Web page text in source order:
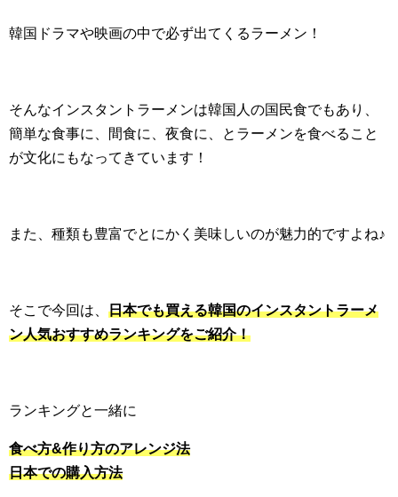
韓国ドラマや映画の中で必ず出てくるラーメン！
そんなインスタントラーメンは韓国人の国民食でもあり、
簡単な食事に、間食に、夜食に、とラーメンを食べること
が文化にもなってきています！
また、種類も豊富でとにかく美味しいのが魅力的ですよね♪
そこで今回は、 日本でも買える韓国のインスタントラーメ
ン人気おすすめランキングをご紹介！
ランキングと一緒に
食べ方&作り方のアレンジ法
日本での購入方法